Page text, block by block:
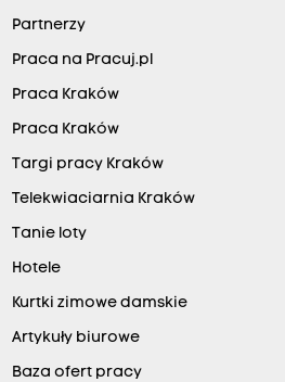
Partnerzy
Praca na Pracuj.pl
Praca Kraków
Praca Kraków
Targi pracy Kraków
Telekwiaciarnia Kraków
Tanie loty
Hotele
Kurtki zimowe damskie
Artykuły biurowe
Baza ofert pracy